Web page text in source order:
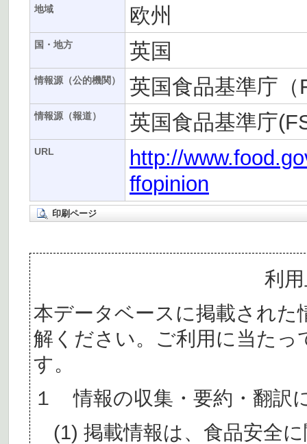
地域 欧州
国・地方 英国
情報源（公的機関） 英国食品基準庁（
情報源（報道） 英国食品基準庁
URL
http://
ffopinion
印刷ページ
利
本データベースに掲載された
解ください。ご利用に当た
す。
１ 情報の収集・要約・翻訳
(1) 掲載情報は、食品安全